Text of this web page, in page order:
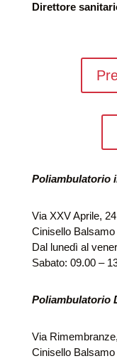
Direttore
Poliambulatorio
Via XXV Aprile,
Cinisello Balsamo
Dal lunedì al
Sabato: 09.00 –
Poliambulatorio
Via
Cinisello Balsamo